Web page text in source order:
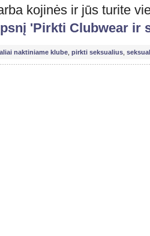
kojinės ir jūs turite
'Pirkti Clubwear ir
naktiniame klube pirkti seksualius